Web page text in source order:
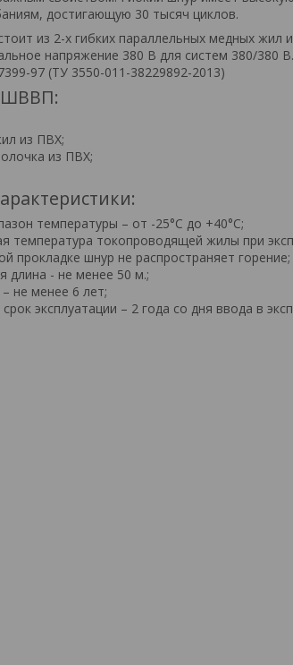
достигающую 30 тысяч циклов.
из 2-х гибких параллельных медных жил
напряжение 380 В для систем 380/380
97 (ТУ 3550-011-38229892-2013)
ШВВП:
из ПВХ;
из ПВХ;
температуры – от -25°С до +40°С;
температура токопроводящей жилы при
прокладке шнур не распространяет горение;
длина - не менее 50 м.;
не менее 6 лет;
эксплуатации – 2 года со дня ввода в